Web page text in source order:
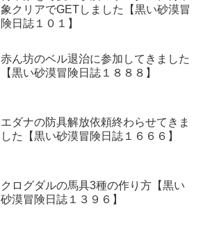
象クリアでGETしました【黒い砂漠冒
険日誌１０１】
赤ん坊のベル退治に参加してきました
【黒い砂漠冒険日誌１８８８】
エダナの防具解放依頼終わらせてきま
した【黒い砂漠冒険日誌１６６６】
クログダルの馬具3種の作り方【黒い
砂漠冒険日誌１３９６】